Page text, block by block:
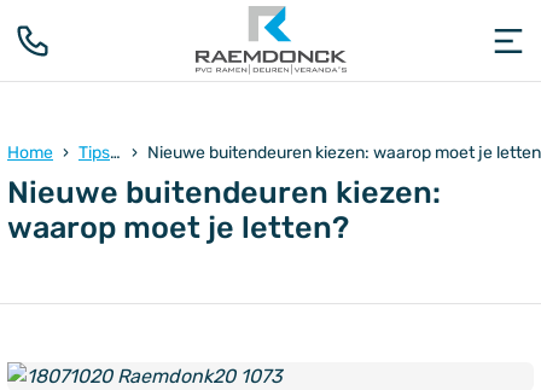
Home Tips & advies Nieuwe buitendeuren kiezen: waarop moet je
Nieuwe buitendeuren kiezen:
waarop moet je letten?